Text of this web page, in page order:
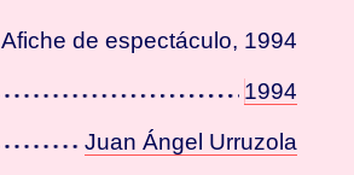
Afiche de espectáculo, 1994
1994
Juan Ángel Urruzola